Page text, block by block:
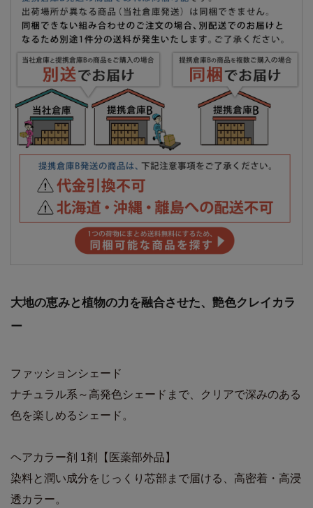
大地の恵みと植物の力を融合させた、艶色クレイカラ
ー
ファッションシェード
ナチュラル系～高発色シェードまで、クリアで深みのある
色を楽しめるシェード。
ヘアカラー剤 1剤【医薬部外品】
染料と潤い成分をじっくり芯部まで届ける、高密着・高浸
透カラー。